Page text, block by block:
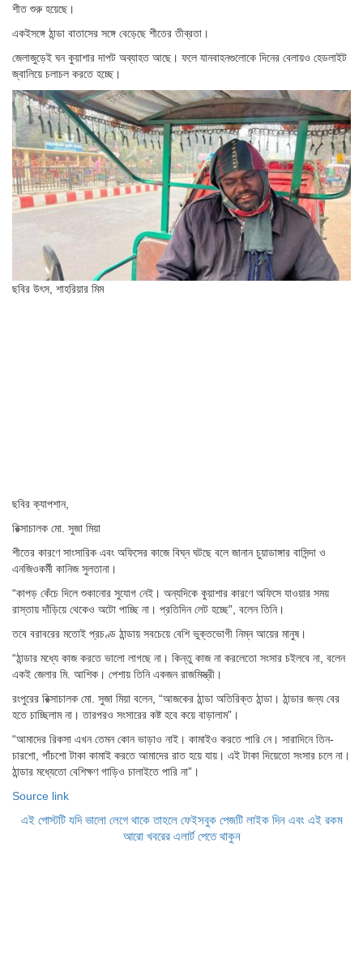
শীত শুরু হয়েছে।
একইসঙ্গে ঠান্ডা বাতাসের সঙ্গে বেড়েছে শীতের তীব্রতা।
জেলাজুড়েই ঘন কুয়াশার দাপট অব্যাহত আছে। ফলে যানবাহনগুলোকে দিনের বেলায়ও হেডলাইট
জ্বালিয়ে চলাচল করতে হচ্ছে।
ছবির উৎস, শাহরিয়ার মিম
ছবির ক্যাপশান,
রিক্সাচালক মো. সুজা মিয়া
শীতের কারণে সাংসারিক এবং অফিসের কাজে বিঘ্ন ঘটছে বলে জানান চুয়াডাঙ্গার বাসিন্দা ও
এনজিওকর্মী কানিজ সুলতানা।
“কাপড় কেঁচে দিলে শুকানোর সুযোগ নেই। অন্যদিকে কুয়াশার কারণে অফিসে যাওয়ার সময়
রাস্তায় দাঁড়িয়ে থেকেও অটো পাচ্ছি না। প্রতিদিন লেট হচ্ছে”, বলেন তিনি।
তবে বরাবরের মতোই প্রচণ্ড ঠান্ডায় সবচেয়ে বেশি ভুক্তভোগী নিম্ন আয়ের মানুষ।
“ঠান্ডার মধ্যে কাজ করতে ভালো লাগছে না। কিন্তু কাজ না করলেতো সংসার চইলবে না, বলেন
একই জেলার মি. আশিক। পেশায় তিনি একজন রাজমিস্ত্রী।
রংপুরের রিক্সাচালক মো. সুজা মিয়া বলেন, “আজকের ঠান্ডা অতিরিক্ত ঠান্ডা। ঠান্ডার জন্য বের
হতে চাচ্ছিলাম না। তারপরও সংসারের কষ্ট হবে কয়ে বাড়ালাম”।
“আমাদের রিকসা এখন তেমন কোন ভাড়াও নাই। কামাইও করতে পারি নে। সারাদিনে তিন-
চারশো, পাঁচশো টাকা কামাই করতে আমাদের রাত হয়ে যায়। এই টাকা দিয়েতো সংসার চলে না।
ঠান্ডার মধ্যেতো বেশিক্ষণ গাড়িও চালাইতে পারি না”।
Source link
এই পোস্টটি যদি ভালো লেগে থাকে তাহলে ফেইসবুক পেজটি লাইক দিন এবং এই রকম
আরো খবরের এলার্ট পেতে থাকুন